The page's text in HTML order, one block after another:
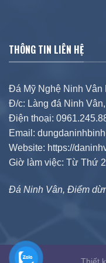
THÔNG TIN LIÊN HỆ
Đá Mỹ Nghệ Ninh Vân
Đ/c: Làng đá Ninh
Điện thoại:
Email:
Website: https://
Giờ làm việc: Từ Thứ
Đá Ninh Vân, Điểm